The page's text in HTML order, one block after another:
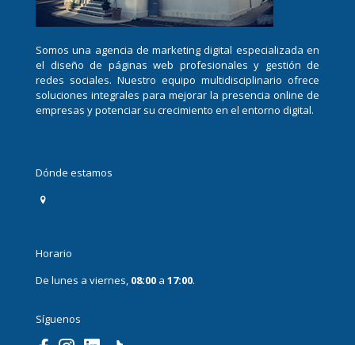
Somos una agencia de marketing digital especializada en
el diseño de páginas web profesionales y gestión de
redes sociales. Nuestro equipo multidisciplinario ofrece
soluciones integrales para mejorar la presencia online de
empresas y potenciar su crecimiento en el entorno digital.
Dónde estamos
Horario
De lunes a viernes, 08:00 a 17:00.
Síguenos